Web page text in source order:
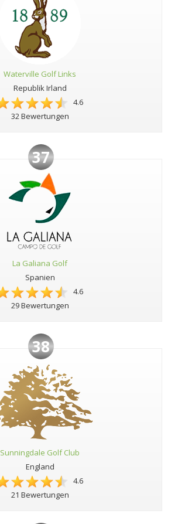
Waterville Golf Links
Republik Irland
4.6
32 Bewertungen
37
La Galiana Golf
Spanien
4.6
29 Bewertungen
38
Sunningdale Golf Club
England
4.6
21 Bewertungen